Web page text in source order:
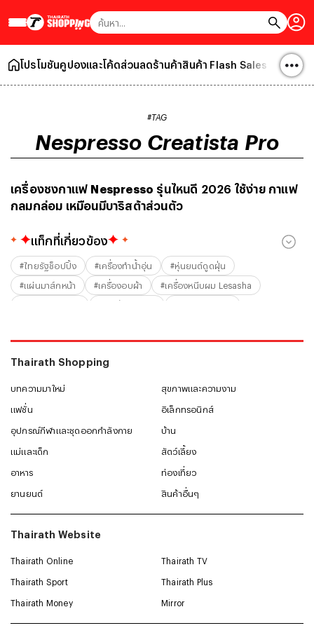
โปรโมชันคูปองและโค้ดส่วนลดร้านค้าสินค้า Flash Sales ! บทควา
#TAG
Nespresso Creatista Pro
เครื่องชงกาแฟ Nespresso รุ่นไหนดี 2026 ใช้ง่าย กาแฟ
กลมกล่อม เหมือนมีบาริสต้าส่วนตัว
แท็กที่เกี่ยวข้อง
#ไทยรัฐช็อปปิ้ง #เครื่องทำน้ำอุ่น #หุ่นยนต์ดูดฝุ่น
#แผ่นมาส์กหน้า #เครื่องอบผ้า #เครื่องหนีบผม Lesasha
Thairath Shopping
บทความมาใหม่ สุขภาพและความงาม
แฟชั่น อิเล็กทรอนิกส์
อุปกรณ์กีฬาและชุดออกกำลังกาย บ้าน
แม่และเด็ก สัตว์เลี้ยง
อาหาร ท่องเที่ยว
ยานยนต์ สินค้าอื่นๆ
Thairath Website
Thairath Online Thairath TV
Thairath Sport Thairath Plus
Thairath Money Mirror